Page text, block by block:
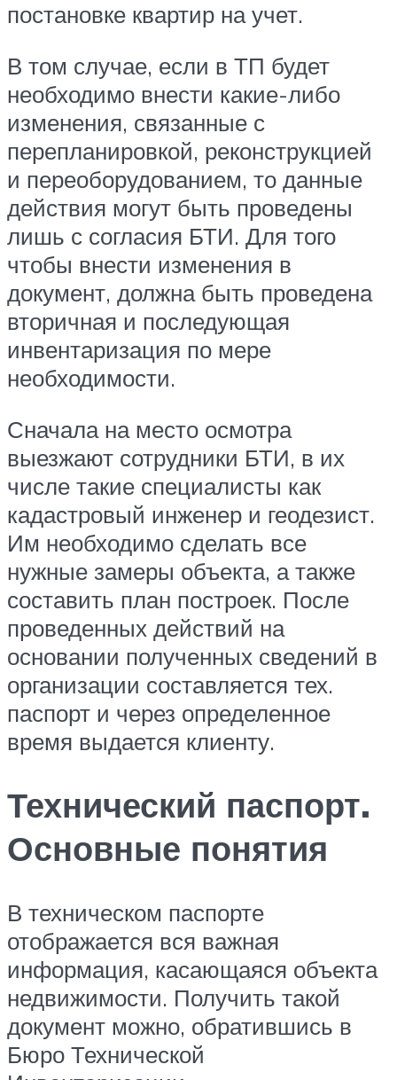
постановке квартир на учет.
В том случае, если в ТП будет
необходимо внести какие-либо
изменения, связанные с
перепланировкой, реконструкцией
и переоборудованием, то данные
действия могут быть проведены
лишь с согласия БТИ. Для того
чтобы внести изменения в
документ, должна быть проведена
вторичная и последующая
инвентаризация по мере
необходимости.
Сначала на место осмотра
выезжают сотрудники БТИ, в их
числе такие специалисты как
кадастровый инженер и геодезист.
Им необходимо сделать все
нужные замеры объекта, а также
составить план построек. После
проведенных действий на
основании полученных сведений в
организации составляется тех.
паспорт и через определенное
время выдается клиенту.
Технический паспорт.
Основные понятия
В техническом паспорте
отображается вся важная
информация, касающаяся объекта
недвижимости. Получить такой
документ можно, обратившись в
Бюро Технической